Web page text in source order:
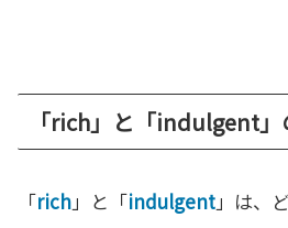
「rich」と「indulgent
「rich」と「indulgent」は、